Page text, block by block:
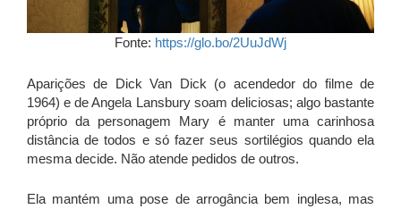
Fonte: https://glo.bo/2UuJdWj
Aparições de Dick Van Dick (o acendedor do filme de
1964) e de Angela Lansbury soam deliciosas; algo bastante
próprio da personagem Mary é manter uma carinhosa
distância de todos e só fazer seus sortilégios quando ela
mesma decide. Não atende pedidos de outros.
Ela mantém uma pose de arrogância bem inglesa, mas